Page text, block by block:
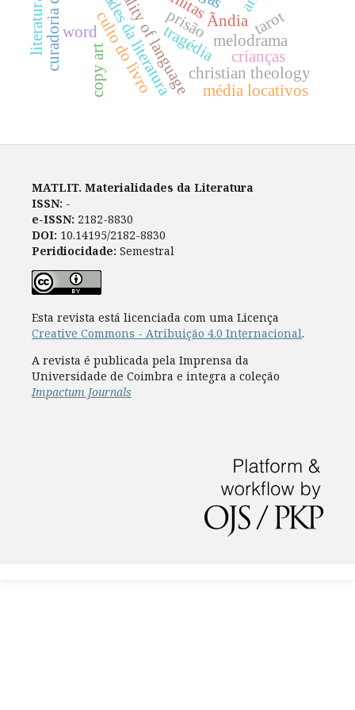
Ãndia
culto do livrotragédiamelodrama
prisão tarot
christian theology
word
copy art média locativos
crianças
MATLIT. Materialidades da Literatura
ISSN: -
e-ISSN: 2182-8830
DOI: 10.14195/2182-8830
Peridiocidade: Semestral
Esta revista está licenciada com uma Licença
Creative Commons - Atribuição 4.0 Internacional.
A revista é publicada pela Imprensa da
Universidade de Coimbra e integra a coleção
Impactum Journals